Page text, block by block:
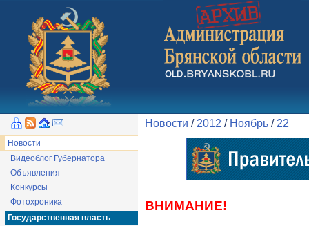
Новости
Видеоблог Губернатора
Объявления
Конкурсы
Фотохроника
Государственная власть
Новости / 2012 / Ноябрь / 22
ВНИМАНИЕ!